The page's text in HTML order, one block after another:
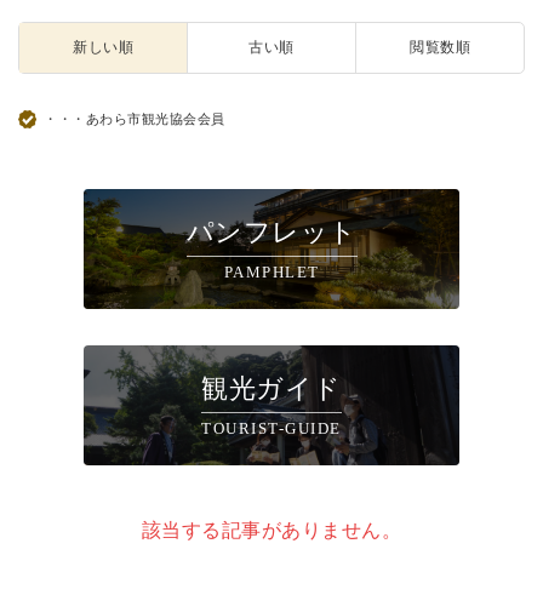
新しい順 古い順 閲覧数順
・・・あわら市観光協会会員
パンフレット
PAMPHLET
観光ガイド
TOURIST-GUIDE
該当する記事がありません。